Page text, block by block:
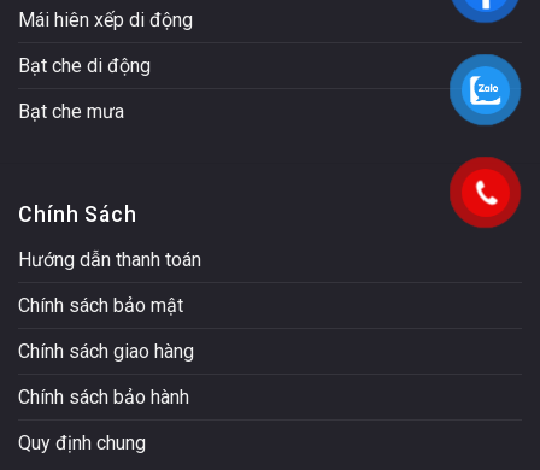
Mái hiên xếp di động
Bạt che di động
Bạt che mưa
Chính Sách
Hướng dẫn thanh toán
Chính sách bảo mật
Chính sách giao hàng
Chính sách bảo hành
Quy định chung